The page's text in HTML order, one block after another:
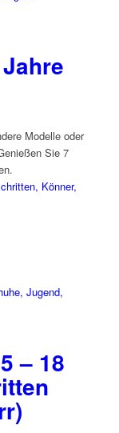
Modelle oder
Sie 7
Könner,
– 18